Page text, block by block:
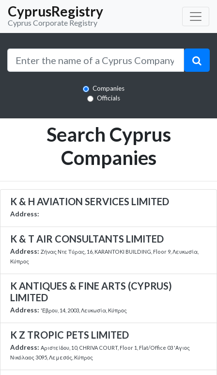
CyprusRegistry
Cyprus Corporate Registry
Companies
Officials
Search Cyprus
Companies
K & H AVIATION SERVICES LIMITED
Address:
K & T AIR CONSULTANTS LIMITED
Address: Ζήνας Ντε Τύρας, 16, KARANTOKI BUILDING, Floor 9, Λευκωσία,
Κύπρος
K ANTIQUES & FINE ARTS (CYPRUS)
LIMITED
Address: 'Εβρου, 14, 2003, Λευκωσία, Κύπρος
K Z TROPIC PETS LIMITED
Address: Αριστείδου, 10, CHRIVA COURT, Floor 1, Flat/Office 03 'Αγιος
Νικόλαος 3095, Λεμεσός, Κύπρος